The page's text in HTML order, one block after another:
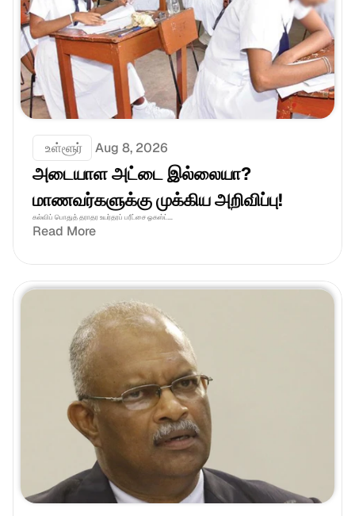
உள்ளூர் Aug 8, 2026
அடையாள அட்டை இல்லையா?
மாணவர்களுக்கு முக்கிய அறிவிப்பு!
கல்விப் பொதுத் தராதர உயர்தரப் பரீட்சை ஓகஸ்ட்...
Read More